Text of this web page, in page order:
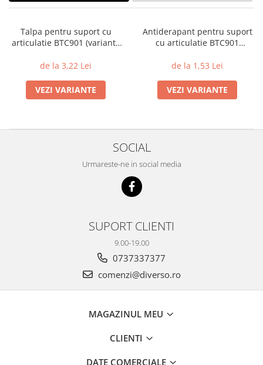
HIPS
PMMA
MULTIMATERIAL
Talpa pentru suport cu
articulatie BTC901 (variante
de la 3,22 Lei
VEZI VARIANTE
Antiderapant pentru suport
cu articulatie BTC901
de la 1,53 Lei
VEZI VARIANTE
SOCIAL
Urmareste-ne in social media
SUPORT CLIENTI
9.00-19.00
0737337377
comenzi@diverso.ro
MAGAZINUL MEU
CLIENTI
DATE COMERCIALE